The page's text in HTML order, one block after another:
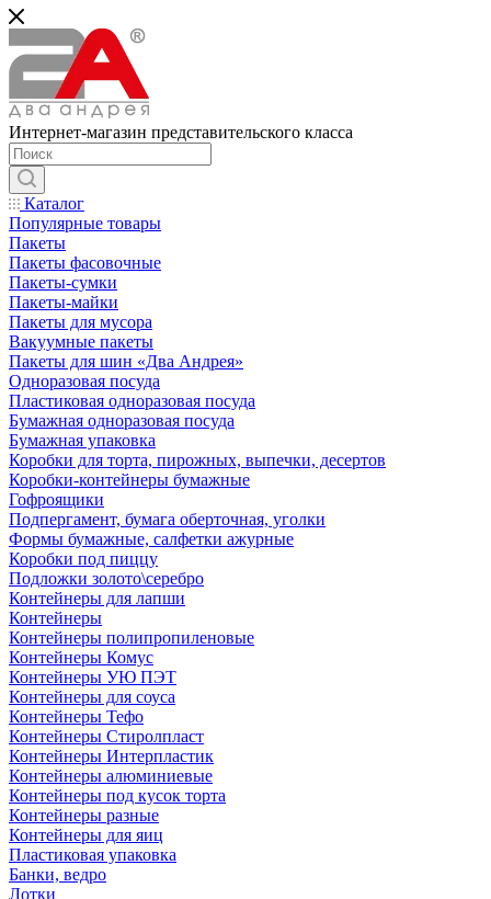
Интернет-магазин представительского класса
Каталог
Популярные товары
Пакеты
Пакеты фасовочные
Пакеты-сумки
Пакеты-майки
Пакеты для мусора
Вакуумные пакеты
Пакеты для шин «Два Андрея»
Одноразовая посуда
Пластиковая одноразовая посуда
Бумажная одноразовая посуда
Бумажная упаковка
Коробки для торта, пирожных, выпечки, десертов
Коробки-контейнеры бумажные
Гофроящики
Подпергамент, бумага оберточная, уголки
Формы бумажные, салфетки ажурные
Коробки под пиццу
Подложки золото\серебро
Контейнеры для лапши
Контейнеры
Контейнеры полипропиленовые
Контейнеры Комус
Контейнеры УЮ ПЭТ
Контейнеры для соуса
Контейнеры Тефо
Контейнеры Стиролпласт
Контейнеры Интерпластик
Контейнеры алюминиевые
Контейнеры под кусок торта
Контейнеры разные
Контейнеры для яиц
Пластиковая упаковка
Банки, ведро
Лотки